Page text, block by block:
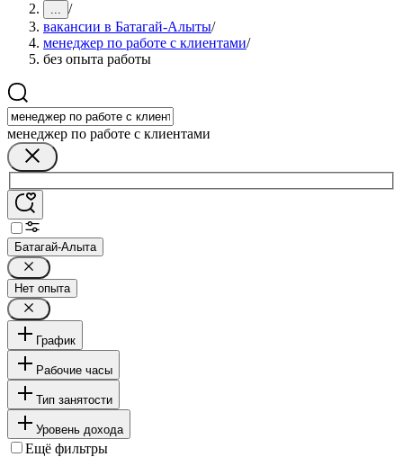
... /
вакансии в Батагай-Алыты/
менеджер по работе с клиентами/
без опыта работы
менеджер по работе с клиентами
Батагай-Алыта
Нет опыта
График
Рабочие часы
Тип занятости
Уровень дохода
Ещё фильтры